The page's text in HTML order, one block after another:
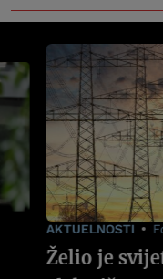
AKTUELNOSTI
Želio je